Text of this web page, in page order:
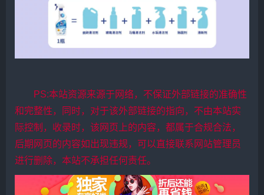
PS:本站资源来源于网络，不保证外部链接的准确性
和完整性，同时，对于该外部链接的指向，不由本站实
际控制，收录时，该网页上的内容，都属于合规合法，
后期网页的内容如出现违规，可以直接联系网站管理员
进行删除，本站不承担任何责任。